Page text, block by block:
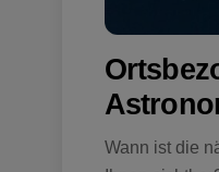
Wann ist die